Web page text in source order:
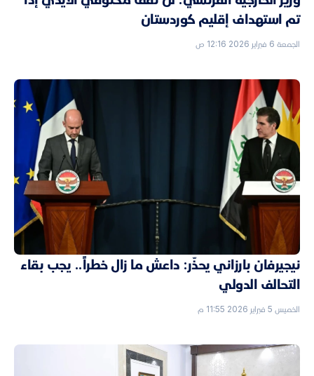
تم استهداف إقليم كوردستان
الجمعة 6 فبراير 2026 12:16 ص
نيجيرفان بارزاني يحذّر: داعش ما زال خطراً.. يجب بقاء
التحالف الدولي
الخميس 5 فبراير 2026 11:55 م